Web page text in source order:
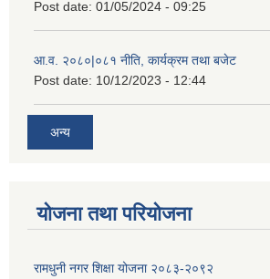
Post date: 01/05/2024 - 09:25
आ.व. २०८०|०८१ नीति, कार्यक्रम तथा बजेट
Post date: 10/12/2023 - 12:44
अन्य
योजना तथा परियोजना
रामधुनी नगर शिक्षा योजना २०८३-२०९२